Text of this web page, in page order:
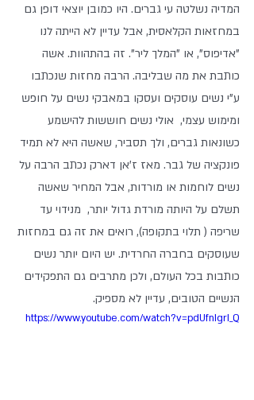
המדיה נשלטה עי גברים. היו כמובן יוצאי דופן גם
במחזאות הקלאסית, אבל עדיין לא הייתה לנו
"אדיפוס", או "המלך ליר". זה בהתהוות. אשה
כותבת את מה שבליבה. הרבה מחזות שנכתבו
ע"י נשים עוסקים ועסקו במאבקי נשים על חופש
ומימוש עצמי,  אולי נשים חוששות להישמע
כשונאות גברים, ולך תסביר, שאשה היא לא תמיד
פונקציה של גבר. מאז ז'אן דארק נכתב הרבה על
נשים לוחמות או מורדות, אבל המחיר שאשה
תשלם על היותה מורדת גדול יותר,  מנידוי עד
שריפה ( תלוי בתקופה), רואים את זה גם במחזות
שעוסקים בחברה החרדית. יש היום יותר נשים
כותבות בכל העולם, ולכן מתרבים גם התפקידים
הנשיים הטובים, עדיין לא מספיק.
https://www.youtube.com/watch?v=pdUfnIgrI_Q